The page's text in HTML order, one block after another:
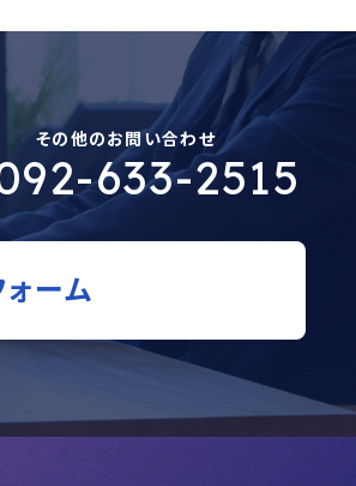
その他のお問い合わせ
633-2515
ーム